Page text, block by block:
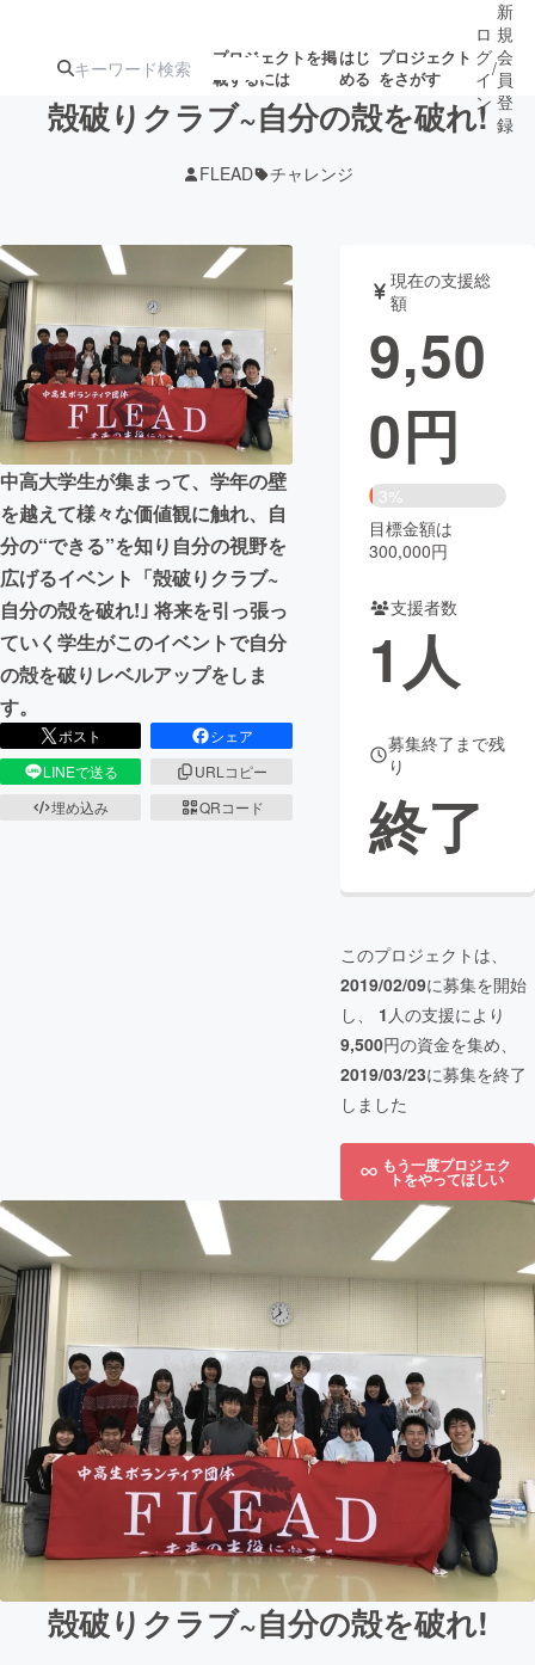
プロジェクトを掲
載するには
はじ
める
プロジェクト
をさがす
アート・写真
テクノロジー・ガジェット ゲーム・サ
映像・映画
ビジネス・起業 チャレンジ
まちづくり・地域活性化
CAMPFIRE for Social Good
CAMPFIRE Creation
CAMPFIREふるさと納税
コミュニティ
ロ
グ
イ
ン
/
新
規
会
員
登
録
殻破りクラブ~自分の殻を破れ!
FLEAD チャレンジ
中高大学生が集まって、学年の壁
を越えて様々な価値観に触れ、自
分の“できる”を知り自分の視野を
広げるイベント「殻破りクラブ~
自分の殻を破れ!｣ 将来を引っ張っ
ていく学生がこのイベントで自分
の殻を破りレベルアップをしま
す。
ポスト
シェア
LINEで送る
URLコピー
埋め込み
QRコード
現在の支援総
額
9,50
0円
3%
目標金額は
300,000円
支援者数
1人
募集終了まで残
り
終了
このプロジェクトは、
2019/02/09に募集を開始
し、 1 人の支援により
9,500円の資金を集め、
2019/03/23に募集を終了
しました
もう一度プロジェク
トをやってほしい
殻破りクラブ~自分の殻を破れ!